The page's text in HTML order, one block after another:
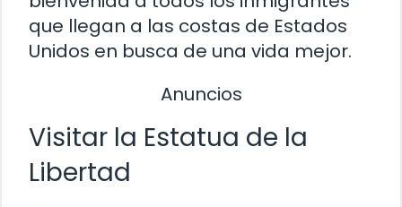
que llegan a las costas de Estados
Unidos en busca de una vida mejor.
Anuncios
Visitar la Estatua de la
Libertad